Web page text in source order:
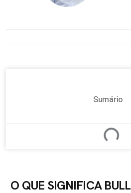
Sumário
O QUE SIGNIFICA